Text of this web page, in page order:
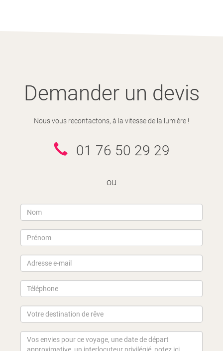
Demander un devis
Nous vous recontactons, à la vitesse de la lumière !
01 76 50 29 29
ou